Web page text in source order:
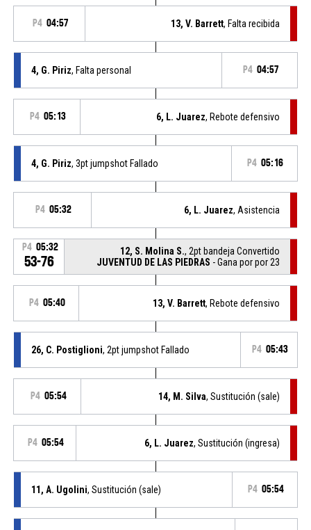
P4 04:57 13, V. Barrett, Falta recibida
4, G. Piriz, Falta personal P4 04:57
P4 05:13 6, L. Juarez, Rebote defensivo
4, G. Piriz, 3pt jumpshot Fallado P4 05:16
P4 05:32 6, L. Juarez, Asistencia
P4 05:32
53-76
12, S. Molina S., 2pt bandeja Convertido
JUVENTUD DE LAS PIEDRAS - Gana por por 23
P4 05:40 13, V. Barrett, Rebote defensivo
26, C. Postiglioni, 2pt jumpshot Fallado P4 05:43
P4 05:54 14, M. Silva, Sustitución (sale)
P4 05:54 6, L. Juarez, Sustitución (ingresa)
11, A. Ugolini, Sustitución (sale) P4 05:54